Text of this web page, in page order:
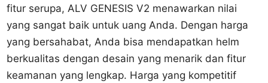
fitur serupa, ALV GENESIS V2 menawarkan nilai
yang sangat baik untuk uang Anda. Dengan harga
yang bersahabat, Anda bisa mendapatkan helm
berkualitas dengan desain yang menarik dan fitur
keamanan yang lengkap. Harga yang kompetitif